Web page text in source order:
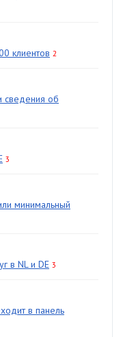
клиентов 2
сведения об
3
минимальный
в NL и DE 3
в панель